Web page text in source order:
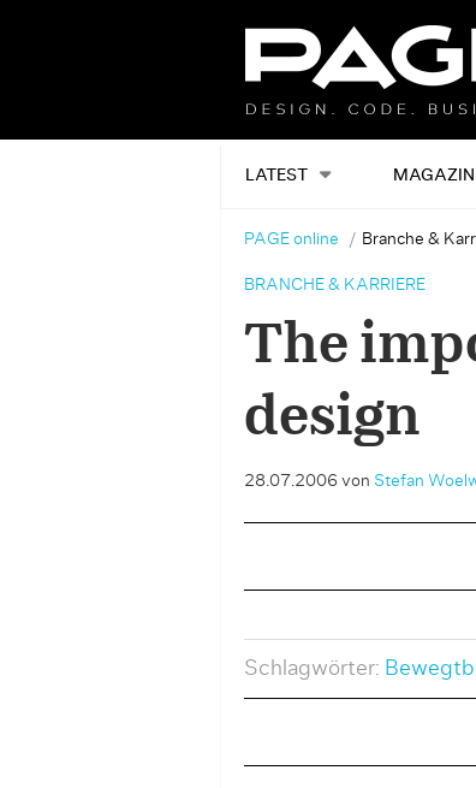
LATEST MAGAZIN
PAGE online Branche &
BRANCHE & KARRIERE
The
design
28.07.2006 von Stefan
Schlagwörter: